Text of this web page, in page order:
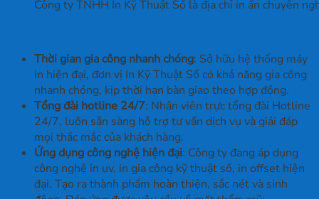
Công ty TNHH In Kỹ Thuật Số là địa chỉ in ấn chuyên
Thời gian gia công nhanh chóng: Sở hữu hệ thống máy
in hiện đại, đơn vị In Kỹ Thuật Số có khả năng gia công
nhanh chóng, kịp thời hạn bàn giao theo hợp đồng.
Tổng đài hotline 24/7: Nhân viên trực tổng đài Hotline
24/7, luôn sẵn sàng hỗ trợ tư vấn dịch vụ và giải đáp
mọi thắc mắc của khách hàng.
Ứng dụng công nghệ hiện đại: Công ty đang áp dụng
công nghệ in uv, in gia công kỹ thuật số, in offset hiện
đại. Tạo ra thành phẩm hoàn thiện, sắc nét và sinh